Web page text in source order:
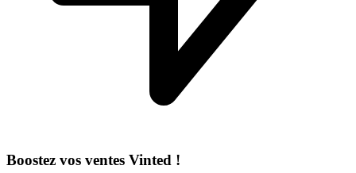
Boostez vos ventes Vinted !